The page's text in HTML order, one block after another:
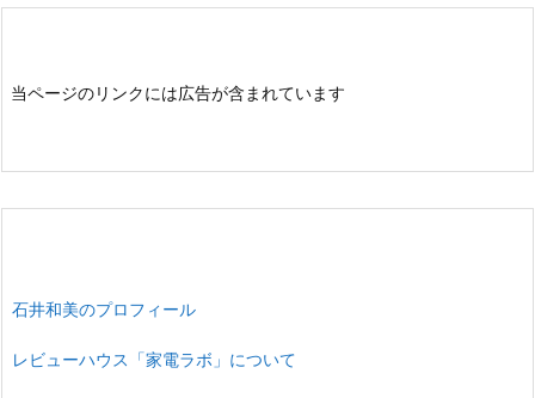
当ページのリンクには広告が含まれています
石井和美のプロフィール
レビューハウス「家電ラボ」について